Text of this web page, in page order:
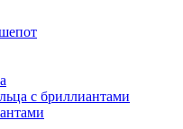
с бриллиантами